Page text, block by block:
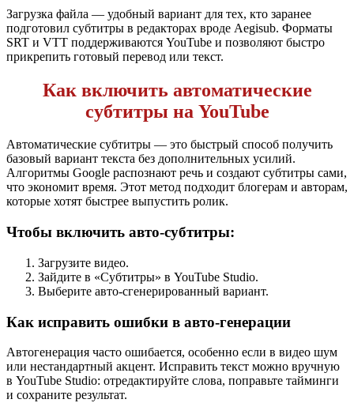
Загрузка файла — удобный вариант для тех, кто заранее
подготовил субтитры в редакторах вроде Aegisub. Форматы
SRT и VTT поддерживаются YouTube и позволяют быстро
прикрепить готовый перевод или текст.
Как включить автоматические
субтитры на YouTube
Автоматические субтитры — это быстрый способ получить
базовый вариант текста без дополнительных усилий.
Алгоритмы Google распознают речь и создают субтитры сами,
что экономит время. Этот метод подходит блогерам и авторам,
которые хотят быстрее выпустить ролик.
Чтобы включить авто-субтитры:
Загрузите видео.
Зайдите в «Субтитры» в YouTube Studio.
Выберите авто-сгенерированный вариант.
Как исправить ошибки в авто-генерации
Автогенерация часто ошибается, особенно если в видео шум
или нестандартный акцент. Исправить текст можно вручную
в YouTube Studio: отредактируйте слова, поправьте тайминги
и сохраните результат.